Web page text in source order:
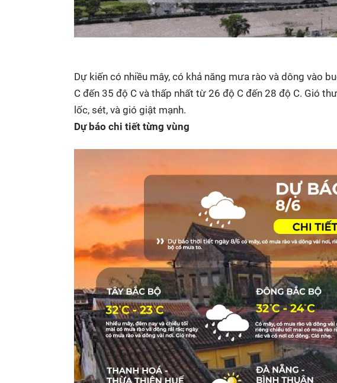
Dự kiến có nhiều mây, có khả năng mưa rào và dông vào
C đến 35 độ C và thấp nhất từ 26 độ C đến 28 độ C. Gió
lốc, sét, và gió giật mạnh.
Dự báo chi tiết từng vùng